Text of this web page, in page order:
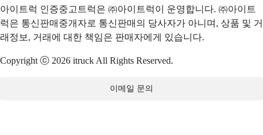
아이트럭 인증중고트럭은 ㈜아이트럭이 운영합니다. ㈜아이트
럭은 통신판매중개자로 통신판매의 당사자가 아니며, 상품 및 거
래정보, 거래에 대한 책임은 판매자에게 있습니다.
Copyright ⓒ 2026 itruck All Rights Reserved.
이메일 문의